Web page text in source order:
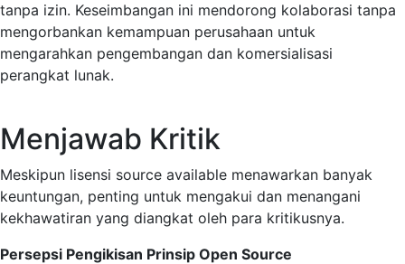
tanpa izin. Keseimbangan ini mendorong kolaborasi tanpa
mengorbankan kemampuan perusahaan untuk
mengarahkan pengembangan dan komersialisasi
perangkat lunak.
Menjawab Kritik
Meskipun lisensi source available menawarkan banyak
keuntungan, penting untuk mengakui dan menangani
kekhawatiran yang diangkat oleh para kritikusnya.
Persepsi Pengikisan Prinsip Open Source